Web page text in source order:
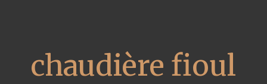
chaudière fioul